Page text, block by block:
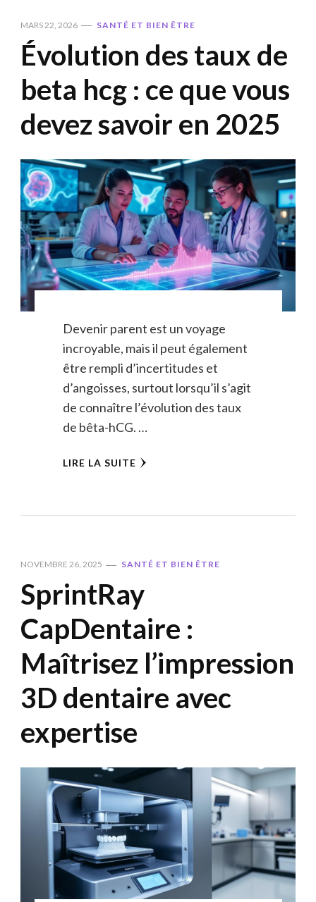
MARS 22, 2026 SANTÉ ET BIEN ÊTRE
Évolution des taux de
beta hcg : ce que vous
devez savoir en 2025
Devenir parent est un voyage
incroyable, mais il peut également
être rempli d’incertitudes et
d’angoisses, surtout lorsqu’il s’agit
de connaître l’évolution des taux
de bêta-hCG. …
LIRE LA SUITE
NOVEMBRE 26, 2025 SANTÉ ET BIEN ÊTRE
SprintRay
CapDentaire :
Maîtrisez l’impression
3D dentaire avec
expertise